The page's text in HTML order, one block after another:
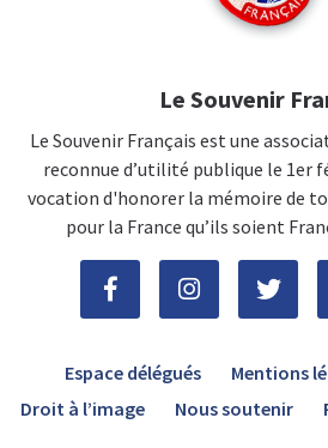
Le Souvenir
Le Souvenir Français est une
reconnue d’utilité publique le 1er
vocation d'honorer la mémoire de
pour la France qu’ils soient
Espace délégués Mentions
Droit à l’image
Nous soutenir